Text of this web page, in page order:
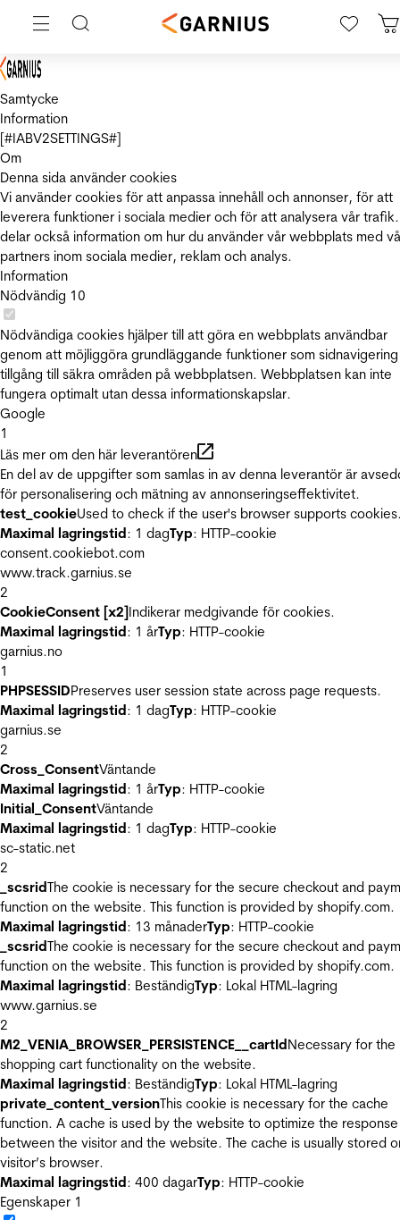
Samtycke
Information
[#IABV2SETTINGS#]
Om
Denna sida använder cookies
Vi använder cookies för att anpassa innehåll och annonser, för att
leverera funktioner i sociala medier och för att analysera vår
delar också information om hur du använder vår webbplats med
partners inom sociala medier, reklam och analys.
Information
Nödvändig 10
Nödvändiga cookies hjälper till att göra en webbplats användbar
genom att möjliggöra grundläggande funktioner som
tillgång till säkra områden på webbplatsen. Webbplatsen kan inte
fungera optimalt utan dessa informationskapslar.
Google
1
Läs mer om den här leverantören
En del av de uppgifter som samlas in av denna leverantör är
för personalisering och mätning av annonseringseffektivitet.
test_cookieUsed to check if the user's browser supports
Maximal lagringstid: 1 dagTyp: HTTP-cookie
consent.cookiebot.com
www.track.garnius.se
2
CookieConsent [x2]Indikerar medgivande för cookies.
Maximal lagringstid: 1 årTyp: HTTP-cookie
garnius.no
1
PHPSESSIDPreserves user session state across page requests.
Maximal lagringstid: 1 dagTyp: HTTP-cookie
garnius.se
2
Cross_ConsentVäntande
Maximal lagringstid: 1 årTyp: HTTP-cookie
Initial_ConsentVäntande
Maximal lagringstid: 1 dagTyp: HTTP-cookie
sc-static.net
2
_scsridThe cookie is necessary for the secure checkout and
function on the website. This function is provided by shopify.com.
Maximal lagringstid: 13 månaderTyp: HTTP-cookie
_scsridThe cookie is necessary for the secure checkout and
function on the website. This function is provided by shopify.com.
Maximal lagringstid: BeständigTyp: Lokal HTML-lagring
www.garnius.se
2
M2_VENIA_BROWSER_PERSISTENCE__cartIdNecessary for the
shopping cart functionality on the website.
Maximal lagringstid: BeständigTyp: Lokal HTML-lagring
private_content_versionThis cookie is necessary for the cache
function. A cache is used by the website to optimize the
between the visitor and the website. The cache is usually stored
visitor’s browser.
Maximal lagringstid: 400 dagarTyp: HTTP-cookie
Egenskaper 1